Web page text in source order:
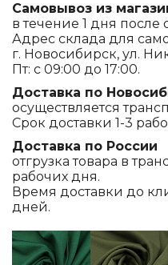
Самовывоз из
в течение 1 дня после
Адрес склада для
г. Новосибирск, ул.
Пт: с 09:00 до 17:00.
Доставка по
осуществляется
Срок доставки 1-3
Доставка по России
отгрузка товара в
рабочих дня.
Время доставки до
дней.